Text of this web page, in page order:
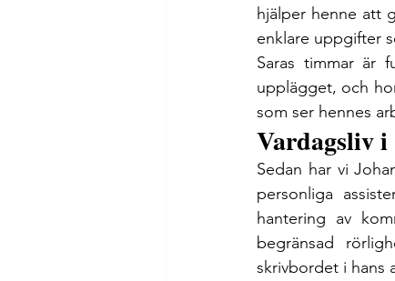
hjälper henne att
enklare uppgifter
Saras timmar är
upplägget, och
som ser hennes
Vardagsliv i
Sedan har vi
personliga
hantering av
begränsad
skrivbordet i hans